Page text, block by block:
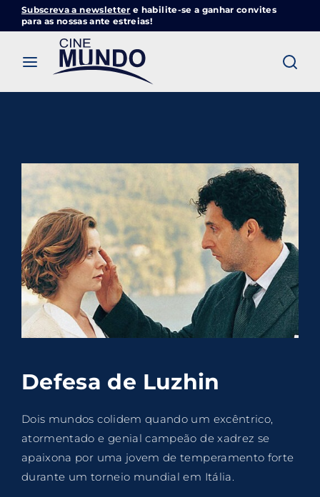
Subscreva a newsletter e habilite-se a ganhar convites
para as nossas ante estreias!
Defesa de Luzhin
Dois mundos colidem quando um excêntrico,
atormentado e genial campeão de xadrez se
apaixona por uma jovem de temperamento forte
durante um torneio mundial em Itália.
Cinemundo – Onde O Cinema Acontece
Login
Password
SIGN IN
Remember Me
Lost Your Password?
By signing in, you agree to our terms and
conditionsand our privacy policy .